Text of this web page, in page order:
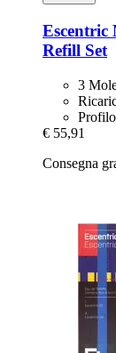
Escentric
Refill Set
3
€ 55,91
Consegna